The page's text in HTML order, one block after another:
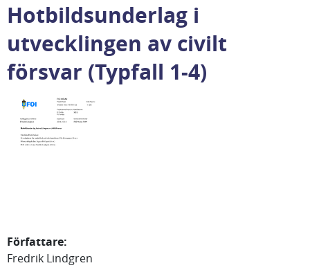
Hotbildsunderlag i
utvecklingen av civilt
försvar (Typfall 1-4)
Författare:
Fredrik Lindgren